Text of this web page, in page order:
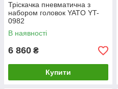
Тріскачка пневматична з
набором головок YATO YT-
0982
В наявності
6 860 ₴
Купити